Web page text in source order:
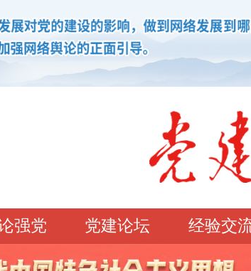
强党 党建论坛 经验交
学习园地 理论强党